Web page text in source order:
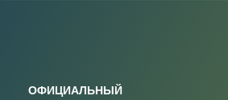
ОФИЦИАЛЬНЫЙ